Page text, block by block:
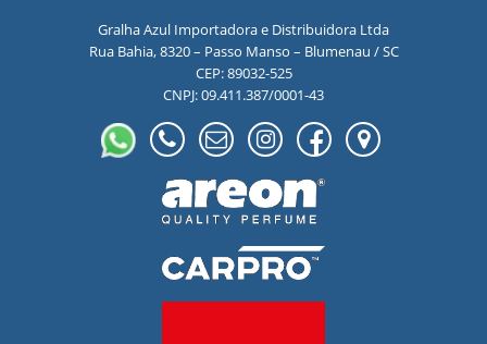
Gralha Azul Importadora e Distribuidora Ltda
Rua Bahia, 8320 – Passo Manso – Blumenau / SC
CEP: 89032-525
CNPJ: 09.411.387/0001-43